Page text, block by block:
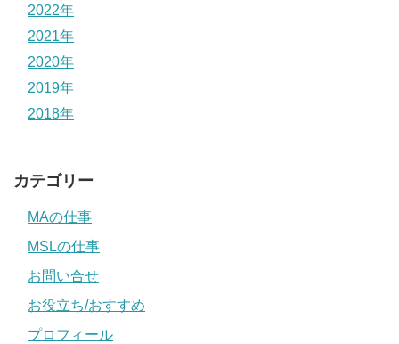
2022年
2021年
2020年
2019年
2018年
カテゴリー
MAの仕事
MSLの仕事
お問い合せ
お役立ち/おすすめ
プロフィール